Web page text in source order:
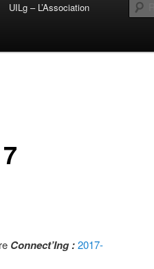
UILg – L’Association
Connect’Ing :2017-